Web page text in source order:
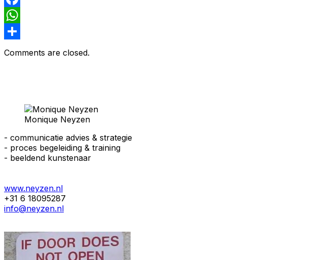
Facebook
WhatsApp
Delen
Comments are closed.
Monique Neyzen
- communicatie advies & strategie
- proces begeleiding & training
- beeldend kunstenaar
www.neyzen.nl
+31 6 18095287
info@neyzen.nl